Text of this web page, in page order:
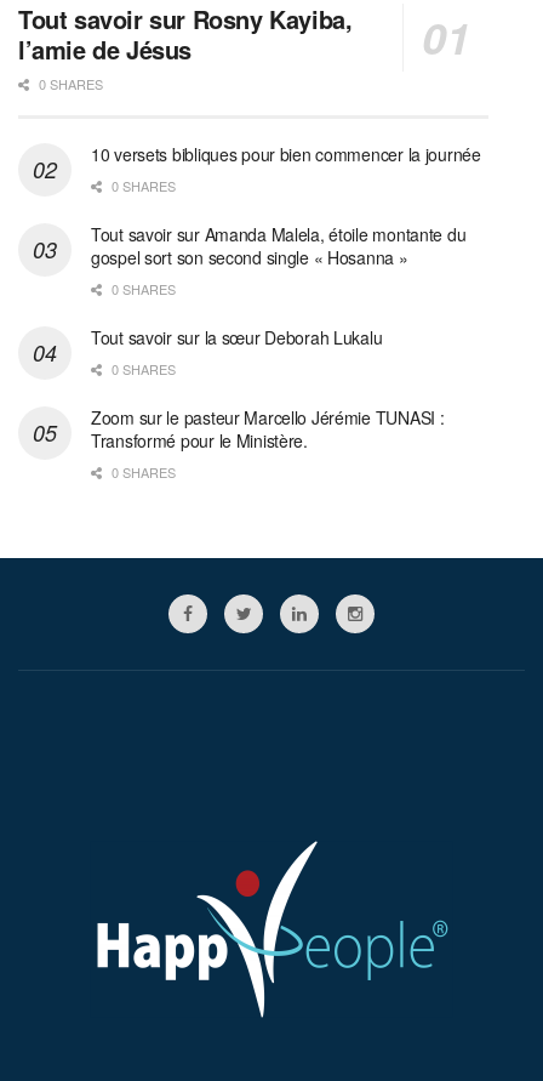
Tout savoir sur Rosny Kayiba,
l’amie de Jésus
0 SHARES
10 versets bibliques pour bien commencer la journée
0 SHARES
Tout savoir sur Amanda Malela, étoile montante du
gospel sort son second single « Hosanna »
0 SHARES
Tout savoir sur la sœur Deborah Lukalu
0 SHARES
Zoom sur le pasteur Marcello Jérémie TUNASI :
Transformé pour le Ministère.
0 SHARES